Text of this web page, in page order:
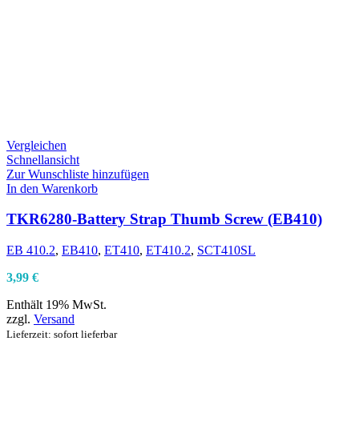
Vergleichen
Schnellansicht
Zur Wunschliste hinzufügen
In den Warenkorb
TKR6280-Battery Strap Thumb Screw (EB410)
EB 410.2, EB410, ET410, ET410.2, SCT410SL
3,99 €
Enthält 19% MwSt.
zzgl. Versand
Lieferzeit: sofort lieferbar